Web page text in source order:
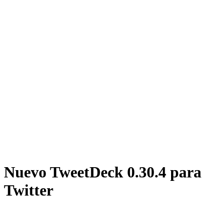
Nuevo TweetDeck 0.30.4 para
Twitter